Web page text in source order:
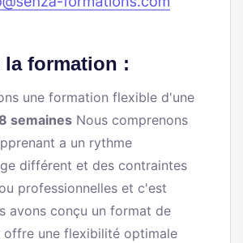
la formation :
une formation flexible d'une
semaines Nous comprenons
a un rythme
différent et des contraintes
professionnelles et c'est
avons conçu un format de
une flexibilité optimale